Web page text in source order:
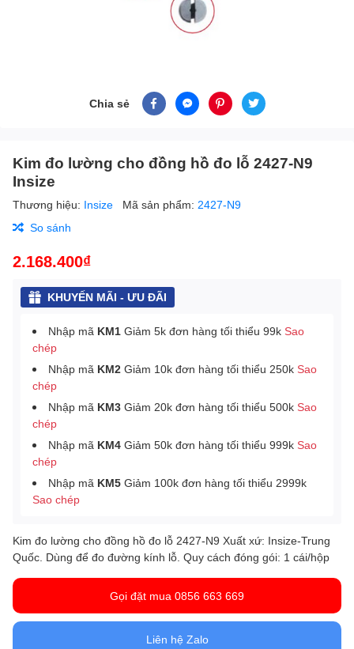
Chia sẻ
Kim đo lường cho đồng hồ đo lỗ 2427-N9
Insize
Thương hiệu: Insize Mã sản phẩm: 2427-N9
So sánh
2.168.400₫
KHUYẾN MÃI - ƯU ĐÃI
Nhập mã KM1 Giảm 5k đơn hàng tối thiểu 99k Sao
chép
Nhập mã KM2 Giảm 10k đơn hàng tối thiểu 250k Sao
chép
Nhập mã KM3 Giảm 20k đơn hàng tối thiểu 500k Sao
chép
Nhập mã KM4 Giảm 50k đơn hàng tối thiểu 999k Sao
chép
Nhập mã KM5 Giảm 100k đơn hàng tối thiểu 2999k
Sao chép
Kim đo lường cho đồng hồ đo lỗ 2427-N9 Xuất xứ: Insize-Trung
Quốc. Dùng để đo đường kính lỗ. Quy cách đóng gói: 1 cái/hộp
Gọi đặt mua 0856 663 669
Liên hệ Zalo